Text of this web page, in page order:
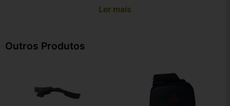
Ler mais
Outros Produtos